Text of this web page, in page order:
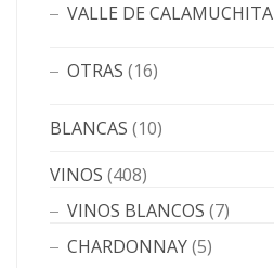
VALLE DE CALAMUCHITA
OTRAS (16)
BLANCAS (10)
VINOS (408)
VINOS BLANCOS (7)
CHARDONNAY(5)